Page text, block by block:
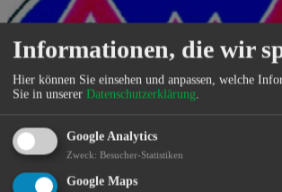
Standort:
Informationen, die wir
Hier können Sie einsehen und anpassen, welche
Sie in unserer Datenschutzerklärung.
Google Analytics
Zweck: Besucher-Statistiken
Google Maps